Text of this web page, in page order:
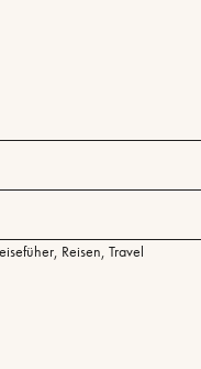
, Reisen, Travel